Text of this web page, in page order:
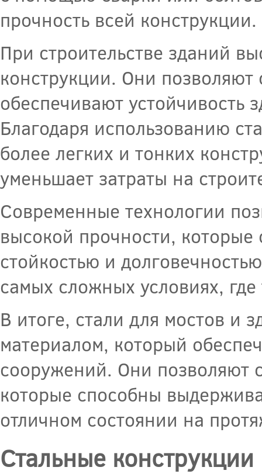
прочность всей конструкции.
При строительстве зданий
конструкции. Они
обеспечивают устойчивость
Благодаря использованию
более легких и тонких
уменьшает затраты на
Современные технологии
высокой прочности,
стойкостью и
самых сложных условиях,
В итоге, стали для мостов и
материалом, который
сооружений. Они позволяют
которые способны
отличном состоянии на
Стальные